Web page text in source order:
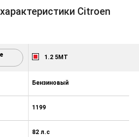
125/85 R16
система
(ABS)
тормозных усилий
экстренном
система
Citroen
1.2 5MT
Бензиновый
1199
82 л.с